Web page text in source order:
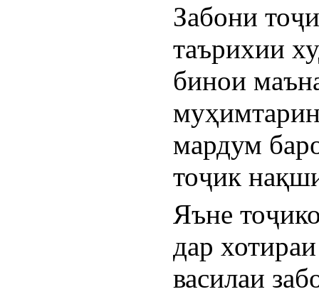
Забони
таърихии
бинои
мардум
тоҷик
Яъне
дар
василаи